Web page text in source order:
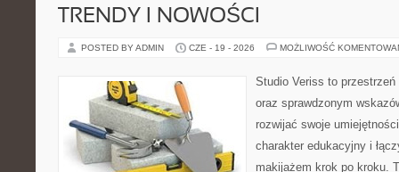
TRENDY I NOWOŚCI
POSTED BY ADMIN CZE - 19 - 2026 MOŻLIWOŚĆ
Studio Veriss to
oraz sprawdzonym
rozwijać swoje
charakter edukacyjny i
makijażem krok po kroku.